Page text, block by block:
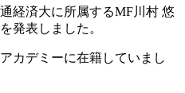
経済大に所属するMF川村 悠
発表しました。
カデミーに在籍していまし